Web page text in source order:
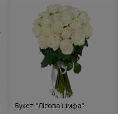
Букет "Лісова німфа"